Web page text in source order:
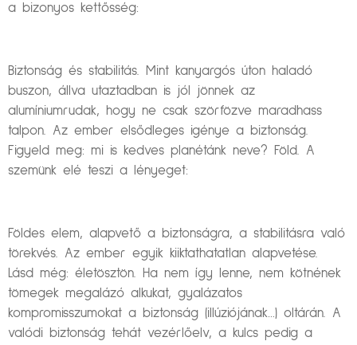
a bizonyos kettősség:
Biztonság és stabilitás. Mint kanyargós úton haladó
buszon, állva utaztadban is jól jönnek az
alumíniumrudak, hogy ne csak szörfözve maradhass
talpon. Az ember elsődleges igénye a biztonság.
Figyeld meg: mi is kedves planétánk neve? Föld. A
szemünk elé teszi a lényeget:
Földes elem, alapvető a biztonságra, a stabilitásra való
törekvés. Az ember egyik kiiktathatatlan alapvetése.
Lásd még: életösztön. Ha nem így lenne, nem kötnének
tömegek megalázó alkukat, gyalázatos
kompromisszumokat a biztonság (illúziójának…) oltárán. A
valódi biztonság tehát vezérlőelv, a kulcs pedig a